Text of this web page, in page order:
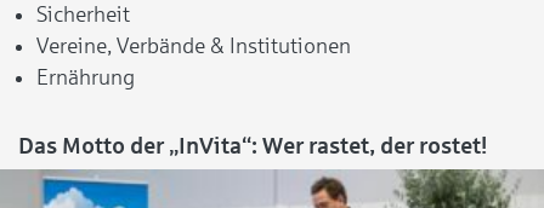
Sicherheit
Vereine, Verbände & Institutionen
Ernährung
Das Motto der „InVita“: Wer rastet, der rostet!